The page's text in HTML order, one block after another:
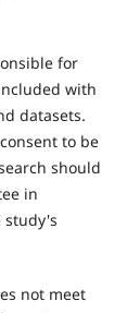
for
with
datasets.
to be
should
in
study's
not meet